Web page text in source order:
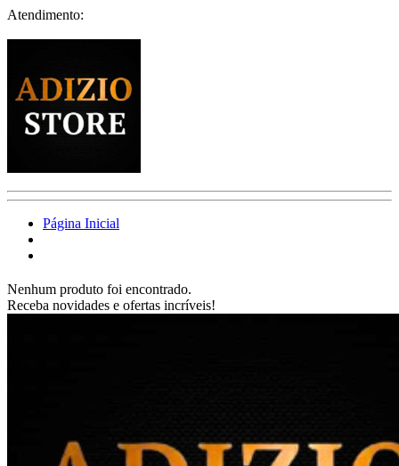
Atendimento:
Página Inicial
Nenhum produto foi encontrado.
Receba novidades e ofertas incríveis!